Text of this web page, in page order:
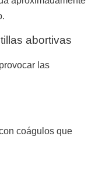
abortivas
las
coágulos que